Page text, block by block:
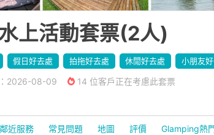
上活動套票(2人)
假日好去處 拍拖好去處 休閒好去處 小朋友
2026-08-09
14 位客戶正在考慮此套票
鄰近服務 常見問題 地圖 評價 Glamping熱